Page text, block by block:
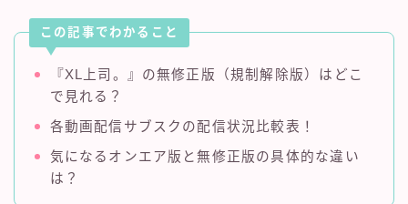
この記事でわかること
『XL上司。』の無修正版（規制解除版）はどこ
で見れる？
各動画配信サブスクの配信状況比較表！
気になるオンエア版と無修正版の具体的な違い
は？